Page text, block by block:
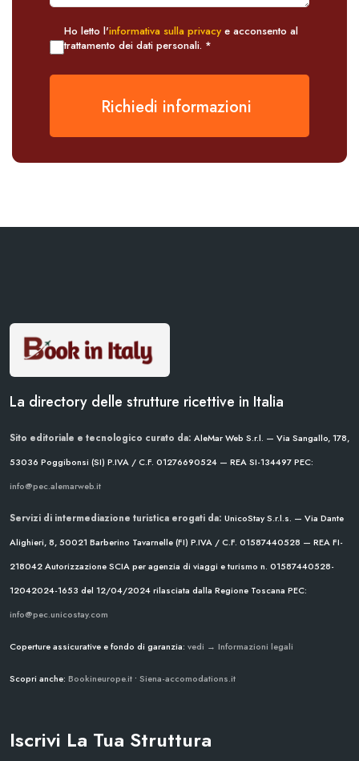
Ho letto l'informativa sulla privacy e acconsento al
trattamento dei dati personali. *
Richiedi informazioni
La directory delle strutture ricettive in Italia
Sito editoriale e tecnologico curato da: AleMar Web S.r.l. — Via Sangallo, 178,
53036 Poggibonsi (SI) P.IVA / C.F. 01276690524 — REA SI-134497PEC:
info@pec.alemarweb.it
Servizi di intermediazione turistica erogati da: UnicoStay S.r.l.s. — Via Dante
Alighieri, 8, 50021 Barberino Tavarnelle (FI) P.IVA / C.F. 01587440528 — REA FI-
218042Autorizzazione SCIA per agenzia di viaggi e turismo n. 01587440528-
12042024-1653 del 12/04/2024rilasciata dalla Regione Toscana PEC:
info@pec.unicostay.com
Coperture assicurative e fondo di garanzia: vedi → Informazioni legali
Scopri anche: Bookineurope.it • Siena-accomodations.it
Iscrivi La Tua Struttura